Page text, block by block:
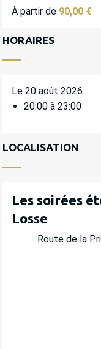
À partir de 90,00 €
HORAIRES
Le 20 août 2026
20:00 à 23:00
LOCALISATION
Les soirées
Losse
Route de la